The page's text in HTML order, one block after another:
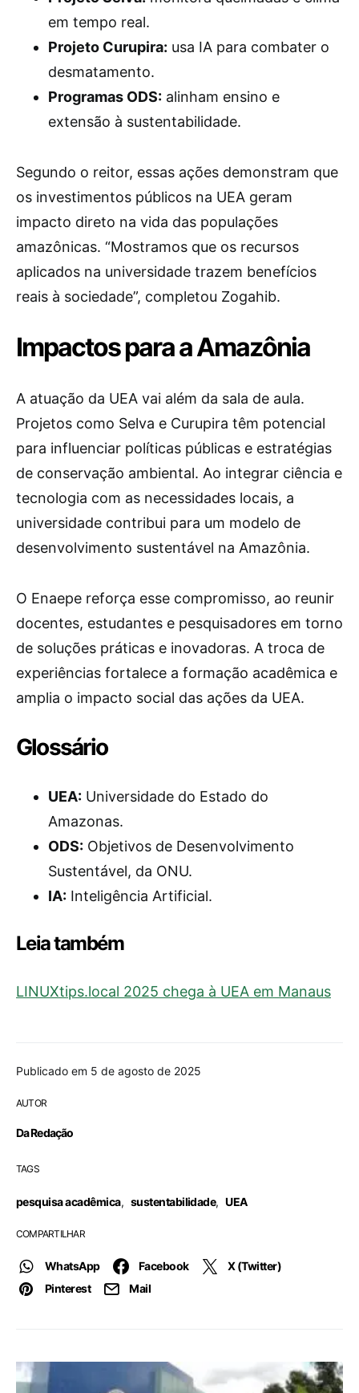
Publicado em 5 de agosto de 2025
AUTOR
Da Redação
TAGS
pesquisa acadêmica, sustentabilidade, UEA
COMPARTILHAR
WhatsApp Facebook
X (Twitter)
Pinterest
Mail
em tempo real.
Projeto Curupira: usa IA para combater o
desmatamento.
Programas ODS: alinham ensino e
extensão à sustentabilidade.
Segundo o reitor, essas ações demonstram que
os investimentos públicos na UEA geram
impacto direto na vida das populações
amazônicas. “Mostramos que os recursos
aplicados na universidade trazem benefícios
reais à sociedade”, completou Zogahib.
Impactos para a Amazônia
A atuação da UEA vai além da sala de aula.
Projetos como Selva e Curupira têm potencial
para influenciar políticas públicas e estratégias
de conservação ambiental. Ao integrar ciência e
tecnologia com as necessidades locais, a
universidade contribui para um modelo de
desenvolvimento sustentável na Amazônia.
O Enaepe reforça esse compromisso, ao reunir
docentes, estudantes e pesquisadores em torno
de soluções práticas e inovadoras. A troca de
experiências fortalece a formação acadêmica e
amplia o impacto social das ações da UEA.
Glossário
UEA: Universidade do Estado do
Amazonas.
ODS: Objetivos de Desenvolvimento
Sustentável, da ONU.
IA: Inteligência Artificial.
Leia também
LINUXtips.local 2025 chega à UEA em Manaus